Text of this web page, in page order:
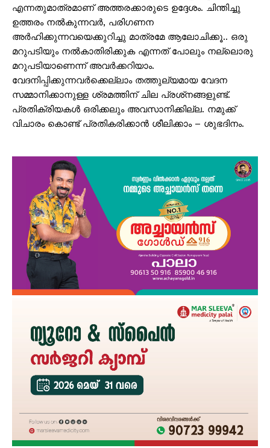
എന്നതുമാത്രമാണ് അത്തരക്കാരുടെ ഉദ്ദേശം. ചിന്തിച്ചു
ഉത്തരം നല്‍കുന്നവര്‍, പരിഗണന
അര്‍ഹിക്കുന്നവയെക്കുറിച്ചു മാത്രമേ ആലോചിക്കൂ.. ഒരു
മറുപടിയും നല്‍കാതിരിക്കുക എന്നത് പോലും നല്ലൊരു
മറുപടിയാണെന്ന് അവര്‍ക്കറിയാം.
വേദനിപ്പിക്കുന്നവര്‍ക്കെല്ലാം തത്തുല്യമായ വേദന
സമ്മാനിക്കാനുള്ള ശ്രമത്തിന് ചില പ്രശ്‌നങ്ങളുണ്ട്.
പ്രതിക്രിയകള്‍ ഒരിക്കലും അവസാനിക്കില്ല. നമുക്ക്
വിചാരം കൊണ്ട് പ്രതികരിക്കാന്‍ ശീലിക്കാം – ശുഭദിനം.